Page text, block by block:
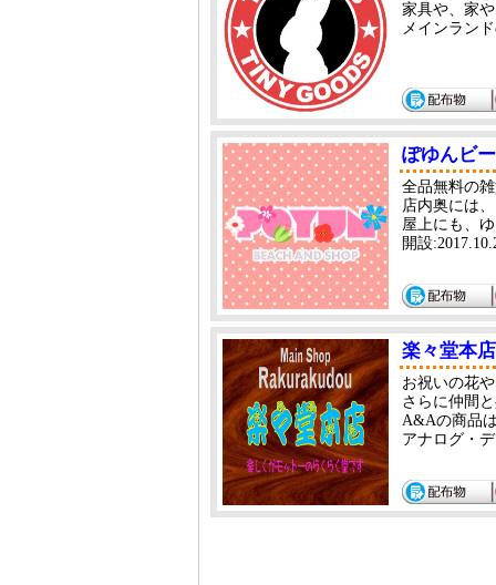
家具や、家
メインラン
ぽゆんビ
全品無料の
店内奥には
屋上にも、
開設
楽々堂本
お祝いの花
さらに仲間
A&Aの商品
アナログ・